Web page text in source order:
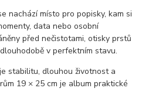
nachází místo pro popisky, kam si
data nebo osobní
před nečistotami, otisky prstů
v perfektním stavu.
stabilitu, dlouhou životnost a
19 × 25 cm je album praktické